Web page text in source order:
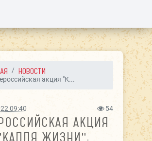
НОВОСТИ
акция "К...
09:40 54
АКЦИЯ
ЖИЗНИ".